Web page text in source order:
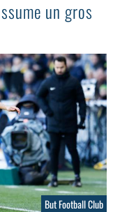
un gros
But Football Club